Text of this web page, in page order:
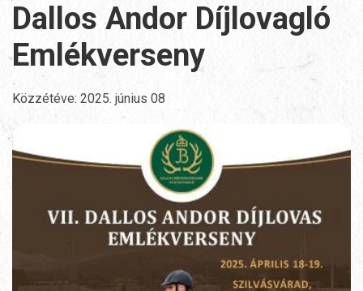
Dallos Andor Díjlovagló
Emlékverseny
Közzétéve: 2025. június 08